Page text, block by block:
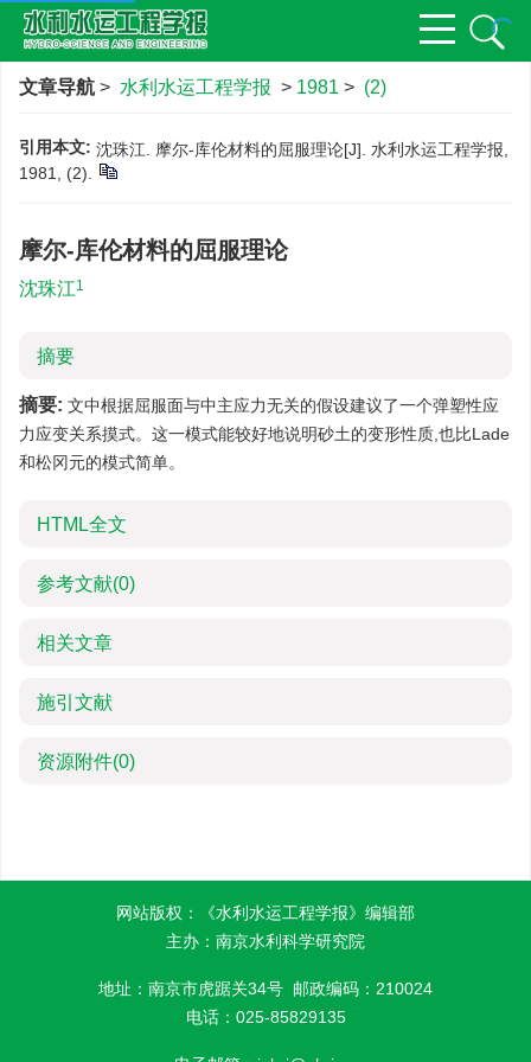
文章导航 > 水利水运工程学报 > 1981 > (2)
引用本文: 沈珠江. 摩尔-库伦材料的屈服理论[J]. 水利水运工程学报,
1981, (2).
摩尔-库伦材料的屈服理论
沈珠江1
摘要
摘要: 文中根据屈服面与中主应力无关的假设建议了一个弹塑性应
力应变关系摸式。这一模式能较好地说明砂土的变形性质,也比Lade
和松冈元的模式简单。
HTML全文
参考文献(0)
相关文章
施引文献
资源附件(0)
网站版权：《水利水运工程学报》编辑部
主办：南京水利科学研究院
地址：南京市虎踞关34号 邮政编码：210024
电话：025-85829135